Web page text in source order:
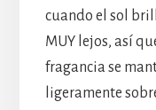
cuando el sol
MUY lejos, así
fragancia se
ligeramente